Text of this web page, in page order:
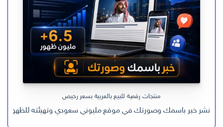
منتجات رقمية للبيع بالعربية بسعر رخيص
نشر خبر باسمك وصورتك في موقع مليوني سعودي وتهيئته للظهور